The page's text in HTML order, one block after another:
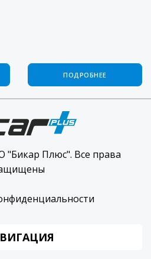
ПОДРОБНЕЕ
"Бикар Плюс". Все права